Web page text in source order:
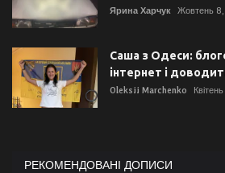
Ярина Харчук Жовтень 8,
Саша з Одеси:
інтернет і
Oleksii Marchenko
РЕКОМЕНДОВАНІ ДОПИСИ